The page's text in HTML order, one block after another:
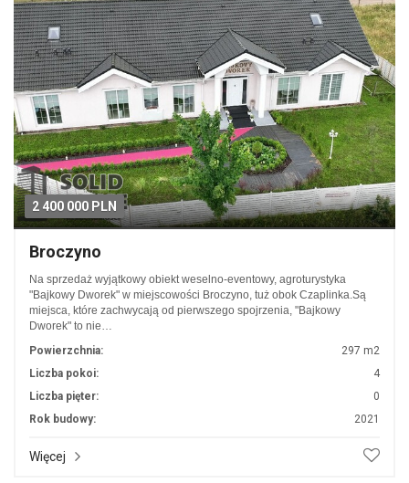
2 400 000 PLN
Broczyno
Na sprzedaż wyjątkowy obiekt weselno-eventowy, agroturystyka
"Bajkowy Dworek" w miejscowości Broczyno, tuż obok Czaplinka.Są
miejsca, które zachwycają od pierwszego spojrzenia, "Bajkowy
Dworek" to nie…
Powierzchnia:
297 m2
Liczba pokoi:
4
Liczba pięter:
0
Rok budowy:
2021
Więcej